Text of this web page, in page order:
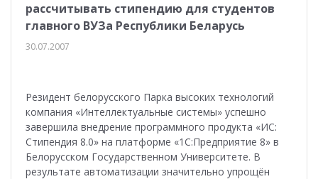
рассчитывать стипендию для студентов
главного ВУЗа Республики Беларусь
30.07.2007
Резидент белорусского Парка высоких технологий
компания «Интеллектуальные системы» успешно
завершила внедрение программного продукта «ИС:
Стипендия 8.0» на платформе «1С:Предприятие 8» в
Белорусском Государственном Университете. В
результате автоматизации значительно упрощён